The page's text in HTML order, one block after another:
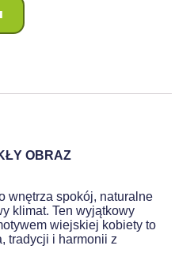
OBRAZ
wnętrza spokój, naturalne
klimat. Ten wyjątkowy
wiejskiej kobiety to
tradycji i harmonii z